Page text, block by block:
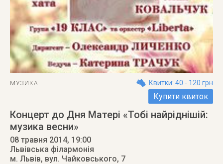
МУЗИКА Квитки: 40 - 120 грн
Купити квиток
Концерт до Дня Матері «Тобі найріднішій:
музика весни»
08 травня 2014, 19:00
Львівська філармонія
м. Львів, вул. Чайковського, 7